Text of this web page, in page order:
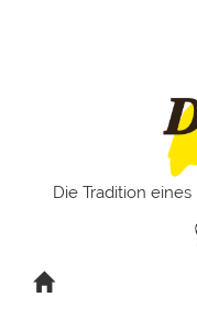
Die Tradition